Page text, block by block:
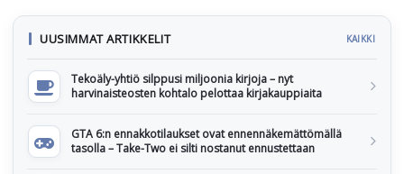
UUSIMMAT ARTIKKELIT KAIKKI
Tekoäly-yhtiö silppusi miljoonia kirjoja – nyt
harvinaisteosten kohtalo pelottaa kirjakauppiaita
GTA 6:n ennakkotilaukset ovat ennennäkemättömällä
tasolla – Take-Two ei silti nostanut ennustettaan